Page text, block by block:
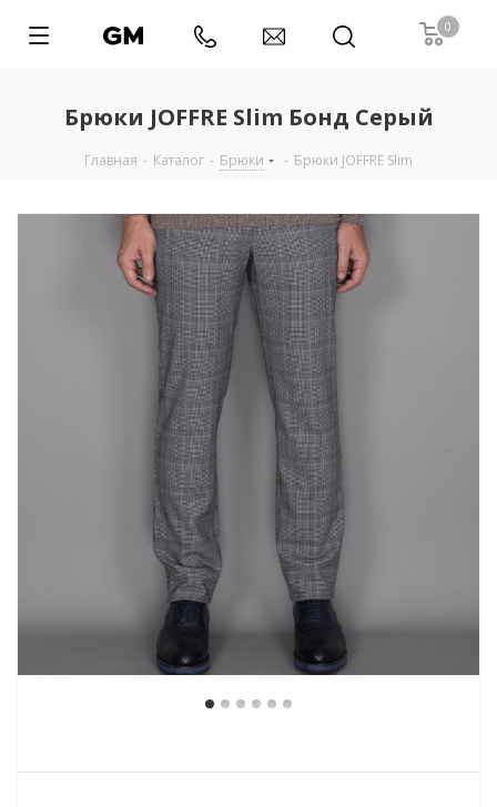
0
Брюки JOFFRE Slim Бонд Серый
Главная - Каталог - Брюки - Брюки JOFFRE Slim